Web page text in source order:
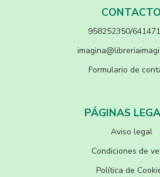
CONTACTO
958252350/
Formulario de
PÁGINAS
Aviso legal
Condiciones de
Política de